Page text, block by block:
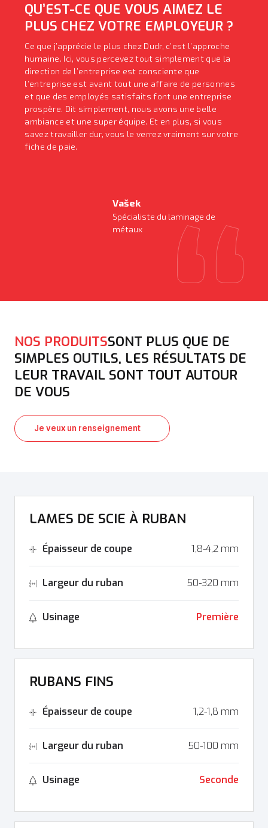
QU’EST-CE QUE VOUS AIMEZ LE
PLUS CHEZ VOTRE EMPLOYEUR ?
Ce que j’apprécie le plus chez Dudr, c’est l’approche
humaine. Ici, vous percevez tout simplement que la
direction de l’entreprise est consciente que
l’entreprise est avant tout une affaire de personnes
et que des employés satisfaits font une entreprise
prospère. Dit simplement, nous avons une belle
ambiance et une super équipe. Et en plus, si vous
savez travailler dur, vous le verrez vraiment sur votre
fiche de paie.
Vašek
Spécialiste du laminage de
métaux
NOS PRODUITSSONT PLUS QUE DE
SIMPLES OUTILS, LES RÉSULTATS DE
LEUR TRAVAIL SONT TOUT AUTOUR
DE VOUS
Je veux un renseignement
LAMES DE SCIE À RUBAN
Épaisseur de coupe 1,8-4,2 mm
Largeur du ruban 50-320 mm
Usinage Première
RUBANS FINS
Épaisseur de coupe 1,2-1,8 mm
Largeur du ruban 50-100 mm
Usinage Seconde